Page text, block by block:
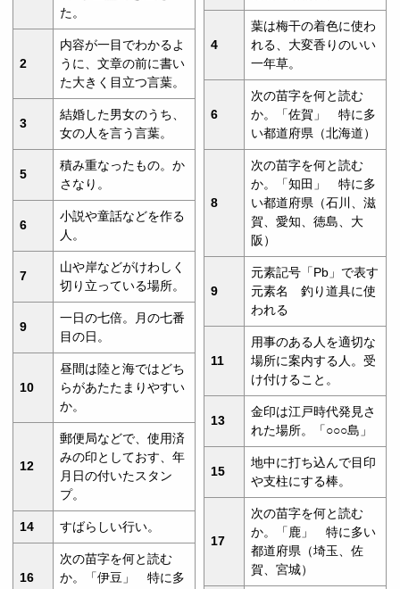
た。
2
内容が一目でわかるよ
うに、文章の前に書い
た大きく目立つ言葉。
3
結婚した男女のうち、
女の人を言う言葉。
5
積み重なったもの。か
さなり。
6
小説や童話などを作る
人。
7
山や岸などがけわしく
切り立っている場所。
9
一日の七倍。月の七番
目の日。
10
昼間は陸と海ではどち
らがあたたまりやすい
か。
12
郵便局などで、使用済
みの印としておす、年
月日の付いたスタン
プ。
14 すばらしい行い。
16
次の苗字を何と読む
か。「伊豆」 特に多
4
葉は梅干の着色に使わ
れる、大変香りのいい
一年草。
6
次の苗字を何と読む
か。「佐賀」 特に多
い都道府県（北海道）
8
次の苗字を何と読む
か。「知田」 特に多
い都道府県（石川、滋
賀、愛知、徳島、大
阪）
9
元素記号「Pb」で表す
元素名 釣り道具に使
われる
11
用事のある人を適切な
場所に案内する人。受
け付けること。
13
金印は江戸時代発見さ
れた場所。「○○○島」
15
地中に打ち込んで目印
や支柱にする棒。
17
次の苗字を何と読む
か。「鹿」 特に多い
都道府県（埼玉、佐
賀、宮城）